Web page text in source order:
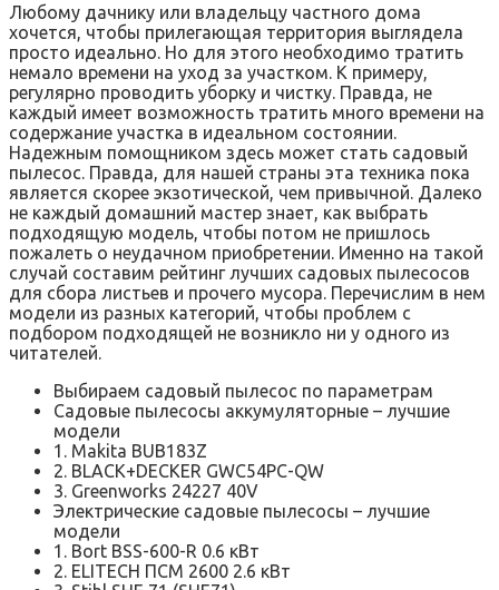
Любому дачнику или владельцу частного дома
хочется, чтобы прилегающая территория выглядела
просто идеально. Но для этого необходимо тратить
немало времени на уход за участком. К примеру,
регулярно проводить уборку и чистку. Правда, не
каждый имеет возможность тратить много времени на
содержание участка в идеальном состоянии.
Надежным помощником здесь может стать садовый
пылесос. Правда, для нашей страны эта техника пока
является скорее экзотической, чем привычной. Далеко
не каждый домашний мастер знает, как выбрать
подходящую модель, чтобы потом не пришлось
пожалеть о неудачном приобретении. Именно на такой
случай составим рейтинг лучших садовых пылесосов
для сбора листьев и прочего мусора. Перечислим в нем
модели из разных категорий, чтобы проблем с
подбором подходящей не возникло ни у одного из
читателей.
Выбираем садовый пылесос по параметрам
Садовые пылесосы аккумуляторные – лучшие
модели
1. Makita BUB183Z
2. BLACK+DECKER GWC54PC-QW
3. Greenworks 24227 40V
Электрические садовые пылесосы – лучшие
модели
1. Bort BSS-600-R 0.6 кВт
2. ELITECH ПСМ 2600 2.6 кВт